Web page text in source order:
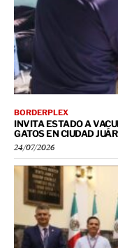
BORDERPLEX
INVITA ESTADO A
GATOS EN CIUDAD
24/07/2026